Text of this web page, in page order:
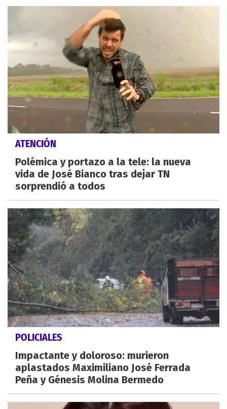
ATENCIÓN
Polémica y portazo a la tele: la nueva
vida de José Bianco tras dejar TN
sorprendió a todos
POLICIALES
Impactante y doloroso: murieron
aplastados Maximiliano José Ferrada
Peña y Génesis Molina Bermedo